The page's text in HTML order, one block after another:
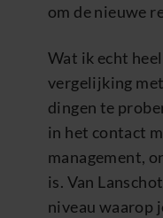
om de nieuwe
Wat ik echt
vergelijking
dingen te
in het contact
management,
is. Van
niveau waarop